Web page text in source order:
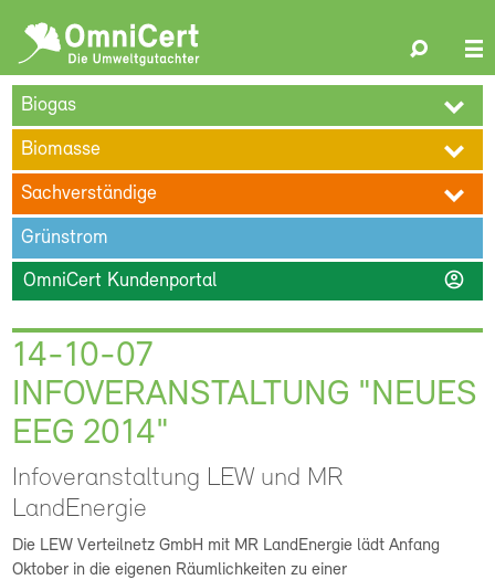
Search
ÜBER UNS BLOG TERMINE REFERENZEN
KARRIERE
KONTAKT
Biogas
Biomasse
Sachverständige
Grünstrom
OmniCert Kundenportal account_circle
14-10-07
INFOVERANSTALTUNG "NEUES
EEG 2014"
Infoveranstaltung LEW und MR
LandEnergie
Die LEW Verteilnetz GmbH mit MR LandEnergie lädt Anfang
Oktober in die eigenen Räumlichkeiten zu einer